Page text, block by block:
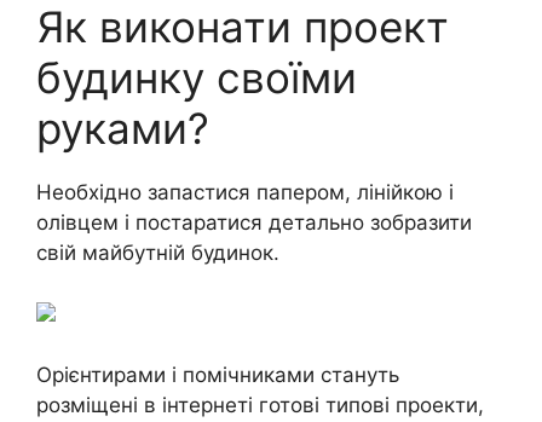
Як виконати проект
будинку своїми
руками?
Необхідно запастися папером, лінійкою і
олівцем і постаратися детально зобразити
свій майбутній будинок.
Орієнтирами і помічниками стануть
розміщені в інтернеті готові типові проекти,